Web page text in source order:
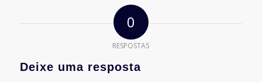
0
RESPOSTAS
Deixe uma resposta